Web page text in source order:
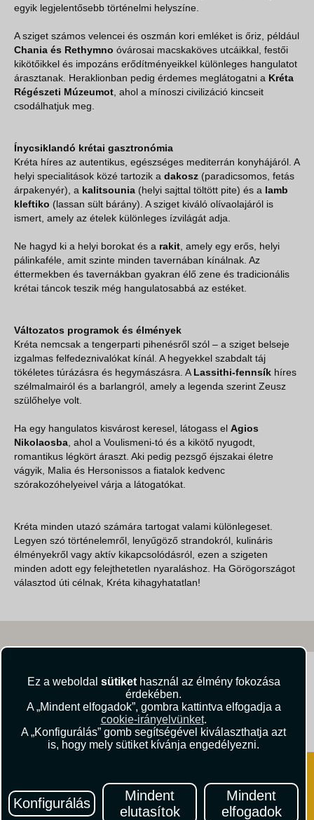
Ez a weboldal sütikethasznál az élmény fokozása
érdekében.
A „Mindent elfogadok”, gombra kattintva elfogadja a
cookie-irányelvünket.
A „Konfigurálás” gomb segítségével kiválaszthatja azt
is, hogy mely sütiket kívánja engedélyezni.
Konfigurálás
Mindent
elutasítok
Mindent
elfogadok
egyik legjelentősebb történelmi helyszíne.
A sziget számos velencei és oszmán kori emléket is őriz, például
Chania és Rethymno óvárosai macskaköves utcáikkal, festői
kikötőikkel és impozáns erődítményeikkel különleges hangulatot
árasztanak. Heraklionban pedig érdemes meglátogatni a Kréta
Régészeti Múzeumot , ahol a mínoszi civilizáció kincseit
csodálhatjuk meg.
Ínycsiklandó krétai gasztronómia
Kréta híres az autentikus, egészséges mediterrán konyhájáról. A
helyi specialitások közé tartozik a dakosz (paradicsomos, fetás
árpakenyér), a kalitsounia (helyi sajttal töltött pite) és a lamb
kleftiko (lassan sült bárány). A sziget kiváló olívaolajáról is
ismert, amely az ételek különleges ízvilágát adja.
Ne hagyd ki a helyi borokat és a rakit , amely egy erős, helyi
pálinkaféle, amit szinte minden tavernában kínálnak. Az
éttermekben és tavernákban gyakran élő zene és tradicionális
krétai táncok teszik még hangulatosabbá az estéket.
Változatos programok és élmények
Kréta nemcsak a tengerparti pihenésről szól – a sziget belseje
izgalmas felfedeznivalókat kínál. A hegyekkel szabdalt táj
tökéletes túrázásra és hegymászásra. A Lassithi-fennsík híres
szélmalmairól és a barlangról, amely a legenda szerint Zeusz
szülőhelye volt.
Ha egy hangulatos kisvárost keresel, látogass el Agios
Nikolaosba , ahol a Voulismeni-tó és a kikötő nyugodt,
romantikus légkört áraszt. Aki pedig pezsgő éjszakai életre
vágyik, Malia és Hersonissos a fiatalok kedvenc
szórakozóhelyeivel várja a látogatókat.
Kréta minden utazó számára tartogat valami különlegeset.
Legyen szó történelemről, lenyűgöző strandokról, kulináris
élményekről vagy aktív kikapcsolódásról, ezen a szigeten
minden adott egy felejthetetlen nyaraláshoz. Ha Görögországot
választod úti célnak, Kréta kihagyhatatlan!
Kövessen minket!
Útikritika.hu Vista Magazin